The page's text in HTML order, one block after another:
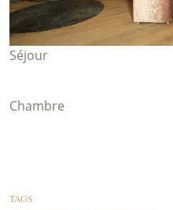
Séjour
Chambre
TAGS